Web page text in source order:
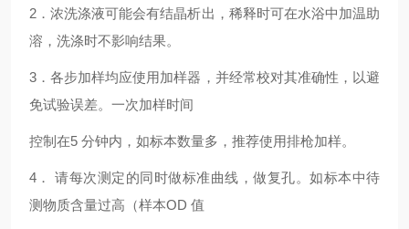
2 ．浓洗涤液可能会有结晶析出，稀释时可在水浴中加温助
溶，洗涤时不影响结果。
3 ．各步加样均应使用加样器，并经常校对其准确性，以避
免试验误差。一次加样时间
控制在5 分钟内，如标本数量多，推荐使用排枪加样。
4 ． 请每次测定的同时做标准曲线，做复孔。如标本中待
测物质含量过高（样本OD 值